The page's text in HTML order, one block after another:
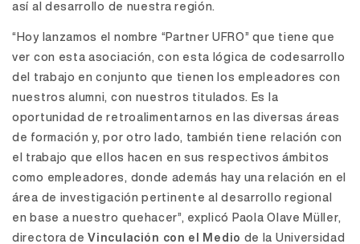
así al desarrollo de nuestra región.
“Hoy lanzamos el nombre “Partner UFRO” que tiene que
ver con esta asociación, con esta lógica de codesarrollo
del trabajo en conjunto que tienen los empleadores con
nuestros alumni, con nuestros titulados. Es la
oportunidad de retroalimentarnos en las diversas áreas
de formación y, por otro lado, también tiene relación con
el trabajo que ellos hacen en sus respectivos ámbitos
como empleadores, donde además hay una relación en el
área de investigación pertinente al desarrollo regional
en base a nuestro quehacer”, explicó Paola Olave Müller,
directora deVinculación con el Medio de la Universidad